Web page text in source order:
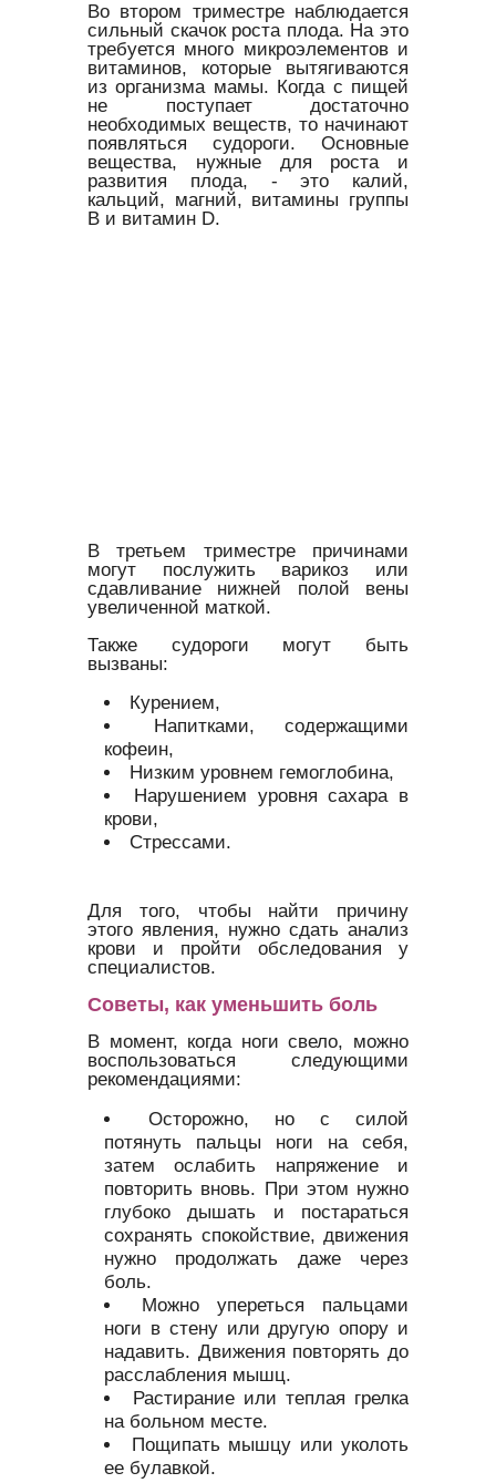
Во втором триместре наблюдается
сильный скачок роста плода. На это
требуется много микроэлементов и
витаминов, которые вытягиваются
из организма мамы. Когда с пищей
не поступает достаточно
необходимых веществ, то начинают
появляться судороги. Основные
вещества, нужные для роста и
развития плода, - это калий,
кальций, магний, витамины группы
В и витамин D.
В третьем триместре причинами
могут послужить варикоз или
сдавливание нижней полой вены
увеличенной маткой.
Также судороги могут быть
вызваны:
Курением,
Напитками, содержащими
кофеин,
Низким уровнем гемоглобина,
Нарушением уровня сахара в
крови,
Стрессами.
Для того, чтобы найти причину
этого явления, нужно сдать анализ
крови и пройти обследования у
специалистов.
Советы, как уменьшить боль
В момент, когда ноги свело, можно
воспользоваться следующими
рекомендациями:
Осторожно, но с силой
потянуть пальцы ноги на себя,
затем ослабить напряжение и
повторить вновь. При этом нужно
глубоко дышать и постараться
сохранять спокойствие, движения
нужно продолжать даже через
боль.
Можно упереться пальцами
ноги в стену или другую опору и
надавить. Движения повторять до
расслабления мышц.
Растирание или теплая грелка
на больном месте.
Пощипать мышцу или уколоть
ее булавкой.